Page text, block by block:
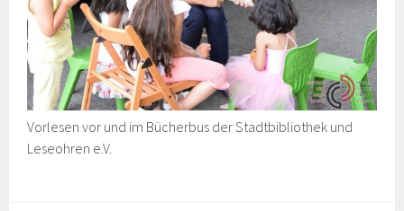
Vorlesen vor und im Bücherbus der Stadtbibliothek und
Leseohren e.V.